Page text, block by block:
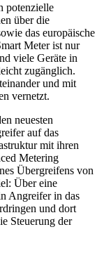
potenzielle
über die
das europäische
Meter ist nur
viele Geräte in
zugänglich.
und mit
vernetzt.
neuesten
auf das
mit ihren
Metering
Übergreifens von
Über eine
Angreifer in das
und dort
Steuerung der